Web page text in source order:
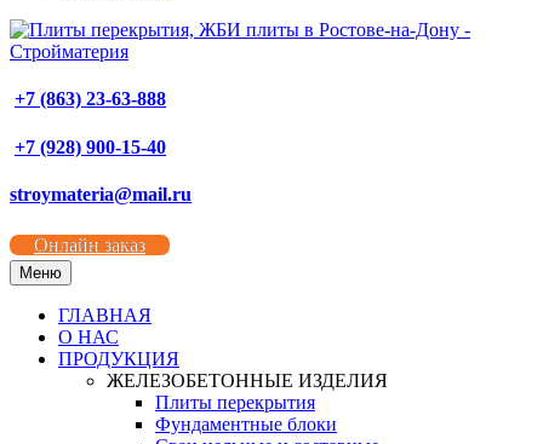
+7 (863) 23-63-888
+7 (928) 900-15-40
stroymateria@mail.ru
Онлайн заказ
Меню
ГЛАВНАЯ
О НАС
ПРОДУКЦИЯ
ЖЕЛЕЗОБЕТОННЫЕ ИЗДЕЛИЯ
Плиты перекрытия
Фундаментные блоки